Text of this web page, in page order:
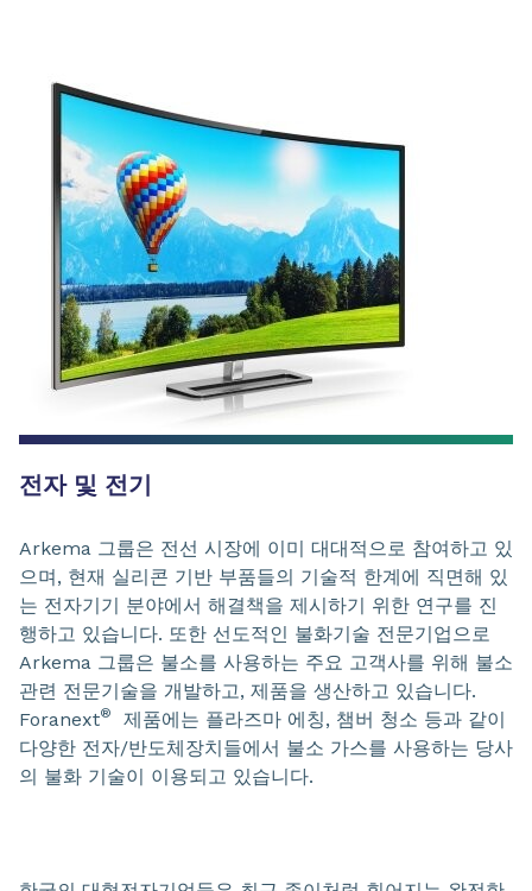
전자 및 전기
Arkema 그룹은 전선 시장에 이미 대대적으로 참여하고 있
으며, 현재 실리콘 기반 부품들의 기술적 한계에 직면해 있
는 전자기기 분야에서 해결책을 제시하기 위한 연구를 진
행하고 있습니다. 또한 선도적인 불화기술 전문기업으로
Arkema 그룹은 불소를 사용하는 주요 고객사를 위해 불소
관련 전문기술을 개발하고, 제품을 생산하고 있습니다.
Foranext®
제품에는 플라즈마 에칭, 챔버 청소 등과 같이
다양한 전자/반도체장치들에서 불소 가스를 사용하는 당사
의 불화 기술이 이용되고 있습니다.